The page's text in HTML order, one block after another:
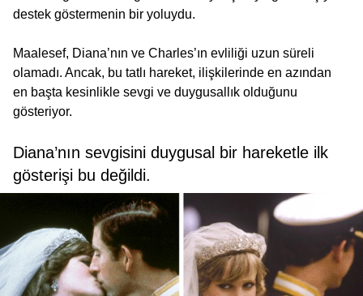
destek göstermenin bir yoluydu.
Maalesef, Diana’nın ve Charles’ın evliliği uzun süreli
olamadı. Ancak, bu tatlı hareket, ilişkilerinde en azından
en başta kesinlikle sevgi ve duygusallık olduğunu
gösteriyor.
Diana’nın sevgisini duygusal bir hareketle ilk
gösterişi bu değildi.